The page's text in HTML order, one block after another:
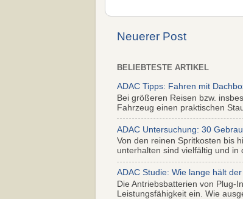
Neuerer Post
BELIEBTESTE ARTIKEL
ADAC Tipps: Fahren mit
Bei größeren Reisen bzw.
Fahrzeug einen praktischen
ADAC Untersuchung: 30
Von den reinen Spritkosten bis
unterhalten sind vielfältig und in
ADAC Studie: Wie lange hält
Die Antriebsbatterien von Plug-
Leistungsfähigkeit ein. Wie